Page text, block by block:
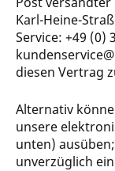
Karl-Heine-
Service: +49 (0)
diesen Vertrag
Alternativ
unsere
unten)
unverzüglich